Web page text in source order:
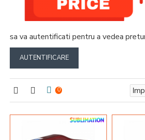
sa va autentificati pentru a vedea
AUTENTIFICARE
0